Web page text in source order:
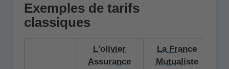
Exemples de tarifs
classiques
L'olivier
Assurance
La France
Mutualiste